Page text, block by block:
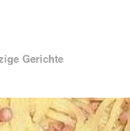
Gerichte